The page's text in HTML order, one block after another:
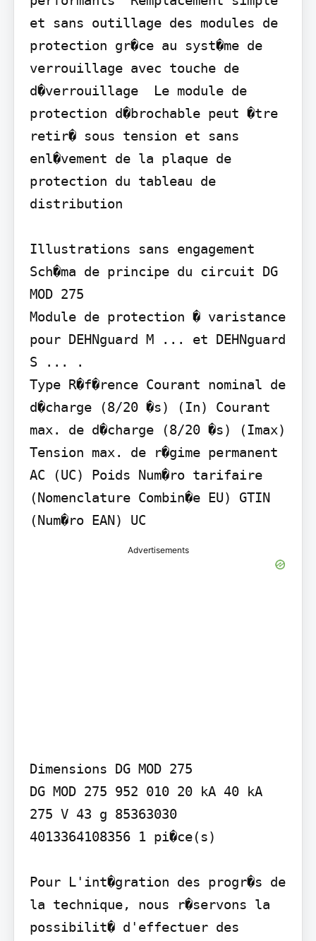
et sans outillage des modules de
protection gr�ce au syst�me de
verrouillage avec touche de
d�verrouillage  Le module de
protection d�brochable peut �tre
retir� sous tension et sans
enl�vement de la plaque de
protection du tableau de
distribution
Illustrations sans engagement
Sch�ma de principe du circuit DG
MOD 275
Module de protection � varistance
pour DEHNguard M ... et DEHNguard
S ... .
Type R�f�rence Courant nominal de
d�charge (8/20 �s) (In) Courant
max. de d�charge (8/20 �s) (Imax)
Tension max. de r�gime permanent
AC (UC) Poids Num�ro tarifaire
(Nomenclature Combin�e EU) GTIN
(Num�ro EAN) UC
Advertisements
Dimensions DG MOD 275
DG MOD 275 952 010 20 kA 40 kA
275 V 43 g 85363030
4013364108356 1 pi�ce(s)
Pour L'int�gration des progr�s de
la technique, nous r�servons la
possibilit� d'effectuer des